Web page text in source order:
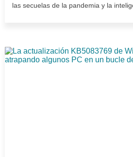
las secuelas de la pandemia y la